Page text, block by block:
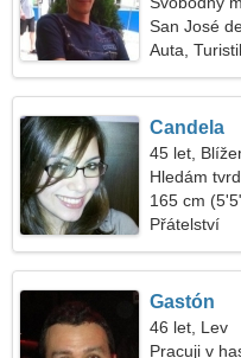
San José
Auta,
Candela
45 let,
Hledám
165 cm
Přátelství
Gastón
46 let, Lev
Pracuji v